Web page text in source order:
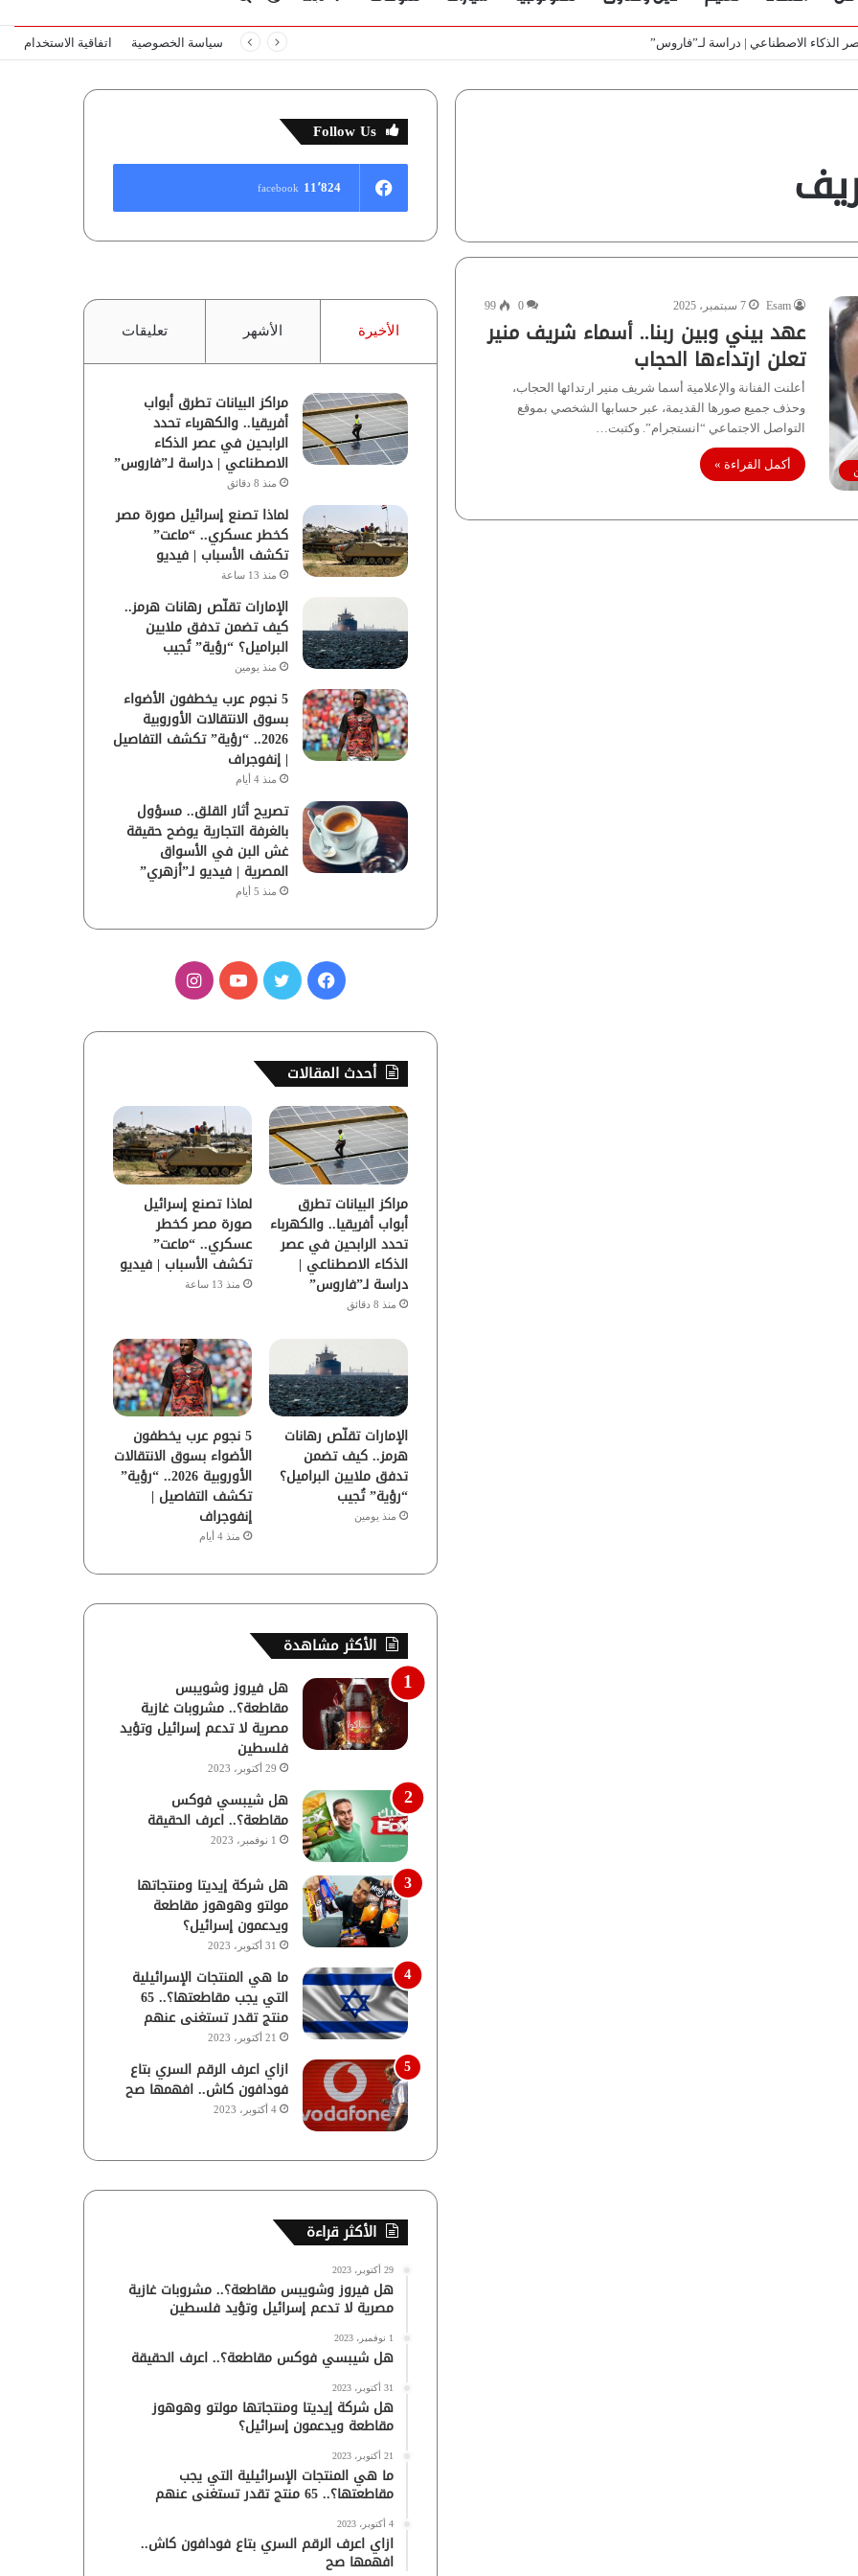
المظلم
الذكاء الاصطناعي | دراسة لـ”فاروس” سياسة الخصوصية اتفاقية الاستخدام
Esam 7 سبتمبر، 2025 0
99
عهد بيني وبين ربنا.. أسماء شريف منير
تعلن ارتداءها الحجاب
أعلنت الفنانة والإعلامية أسما شريف منير ارتدائها الحجاب،
وحذف جميع صورها القديمة، عبر حسابها الشخصي بموقع
التواصل الاجتماعي “انستجرام”. وكتبت…
أكمل القراءة »
Follow Us
11٬824 facebook
الأخيرة الأشهر تعليقات
مراكز البيانات تطرق أبواب
أفريقيا.. والكهرباء تحدد
الرابحين في عصر الذكاء
الاصطناعي | دراسة لـ”فاروس”
منذ 8 دقائق
لماذا تصنع إسرائيل صورة مصر
كخطر عسكري.. “ماعت”
تكشف الأسباب | فيديو
منذ 13 ساعة
الإمارات تقلّص رهانات هرمز..
كيف تضمن تدفق ملايين
البراميل؟ “رؤية” تُجيب
منذ يومين
5 نجوم عرب يخطفون الأضواء
بسوق الانتقالات الأوروبية
2026.. “رؤية” تكشف التفاصيل
| إنفوجراف
منذ 4 أيام
تصريح أثار القلق.. مسؤول
بالغرفة التجارية يوضح حقيقة
غش البن في الأسواق
المصرية | فيديو لـ”أزهري”
منذ 5 أيام
ف
س
و
ك
ي
ر
و
ب
ا
ق
ر
ا
م
أحدث المقالات
مراكز البيانات تطرق
أبواب أفريقيا.. والكهرباء
تحدد الرابحين في عصر
الذكاء الاصطناعي |
دراسة لـ”فاروس”
منذ 8 دقائق
لماذا تصنع إسرائيل
صورة مصر كخطر
عسكري.. “ماعت”
تكشف الأسباب | فيديو
منذ 13 ساعة
الإمارات تقلّص رهانات
هرمز.. كيف تضمن
تدفق ملايين البراميل؟
“رؤية” تُجيب
منذ يومين
5 نجوم عرب يخطفون
الأضواء بسوق الانتقالات
الأوروبية 2026.. “رؤية”
تكشف التفاصيل |
إنفوجراف
منذ 4 أيام
الأكثر مشاهدة
هل فيروز وشويبس
مقاطعة؟.. مشروبات غازية
مصرية لا تدعم إسرائيل وتؤيد
فلسطين
29 أكتوبر، 2023
هل شيبسي فوكس
مقاطعة؟.. اعرف الحقيقة
1 نوفمبر، 2023
هل شركة إيديتا ومنتجاتها
مولتو وهوهوز مقاطعة
ويدعمون إسرائيل؟
31 أكتوبر، 2023
ما هي المنتجات الإسرائيلية
التي يجب مقاطعتها؟.. 65
منتج تقدر تستغنى عنهم
21 أكتوبر، 2023
ازاي اعرف الرقم السري بتاع
فودافون كاش.. افهمها صح
4 أكتوبر، 2023
الأكثر قراءة
29 أكتوبر، 2023
هل فيروز وشويبس مقاطعة؟.. مشروبات غازية
مصرية لا تدعم إسرائيل وتؤيد فلسطين
1 نوفمبر، 2023
هل شيبسي فوكس مقاطعة؟.. اعرف الحقيقة
31 أكتوبر، 2023
هل شركة إيديتا ومنتجاتها مولتو وهوهوز
مقاطعة ويدعمون إسرائيل؟
21 أكتوبر، 2023
ما هي المنتجات الإسرائيلية التي يجب
مقاطعتها؟.. 65 منتج تقدر تستغنى عنهم
4 أكتوبر، 2023
ازاي اعرف الرقم السري بتاع فودافون كاش..
افهمها صح